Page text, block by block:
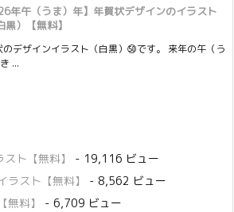
年午（うま）年】年賀状デザインのイラスト
黒）【無料】
のデザインイラスト（白黒）㊿です。 来年の午（う
...
ト【無料】
- 19,116 ビュー
スト【無料】
- 8,562 ビュー
料】
- 6,709 ビュー